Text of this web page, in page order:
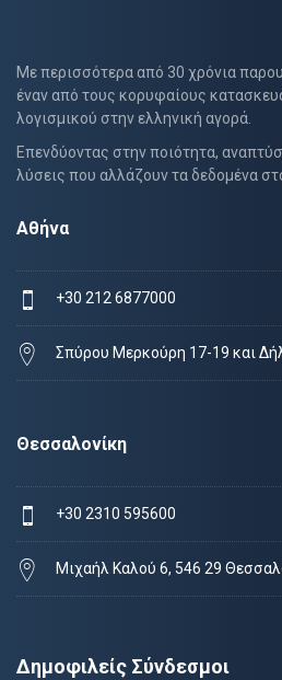
Με περισσότερα από 30 χρόνια
έναν από τους κορυφαίους
λογισμικού στην ελληνική αγορά.
Επενδύοντας στην ποιότητα,
λύσεις που αλλάζουν τα δεδομένα
Αθήνα
+30 212 6877000
Σπύρου Μερκούρη 17-19 και
Θεσσαλονίκη
+30 2310 595600
Μιχαήλ Καλού 6, 546 29
Δημοφιλείς Σύνδεσμοι